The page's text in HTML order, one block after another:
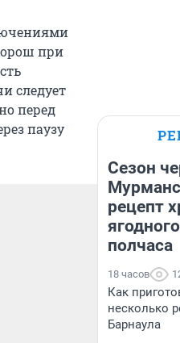
при
следует
перед
паузу
Сезон
рецепт
полчаса
18 часов
Как
несколько
Барнаула